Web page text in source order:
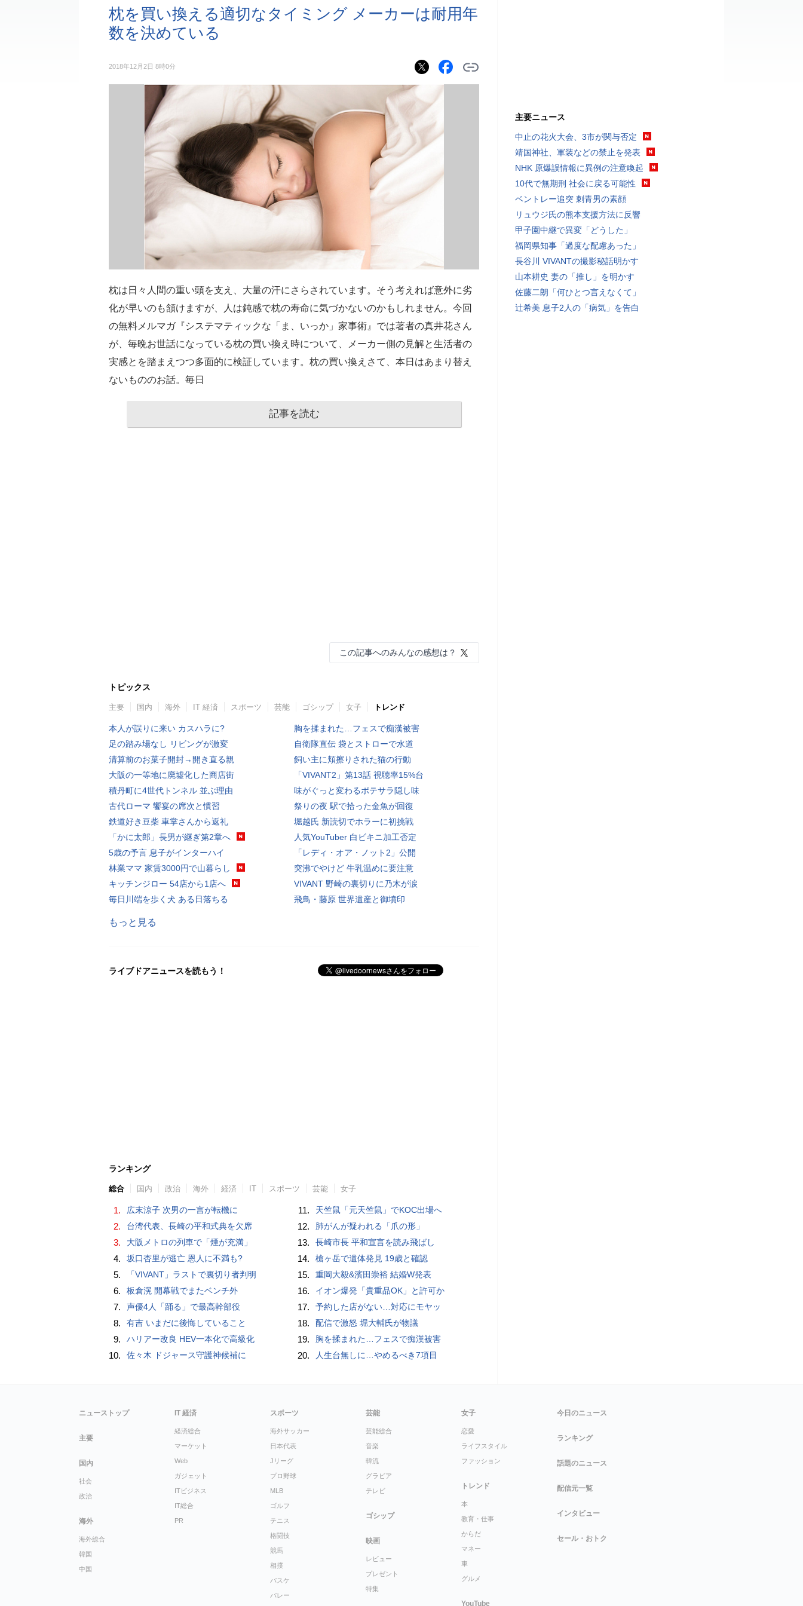
枕を買い換える適切なタイミング メーカーは耐用年
数を決めている
2018年12月2日 8時0分
枕は日々人間の重い頭を支え、大量の汗にさらされています。そう考えれば意外に劣
化が早いのも頷けますが、人は鈍感で枕の寿命に気づかないのかもしれません。今回
の無料メルマガ『システマティックな「ま、いっか」家事術』では著者の真井花さん
が、毎晩お世話になっている枕の買い換え時について、メーカー側の見解と生活者の
実感とを踏まえつつ多面的に検証しています。枕の買い換えさて、本日はあまり替え
ないもののお話。毎日
記事を読む
この記事へのみんなの感想は？
トピックス
主要 国内 海外 IT 経済 スポーツ 芸能 ゴシップ 女子 トレンド
本人が誤りに来い カスハラに?
足の踏み場なし リビングが激変
清算前のお菓子開封→開き直る親
大阪の一等地に廃墟化した商店街
積丹町に4世代トンネル 並ぶ理由
古代ローマ 饗宴の席次と慣習
鉄道好き豆柴 車掌さんから返礼
「かに太郎」長男が継ぎ第2章へ
5歳の予言 息子がインターハイ
林業ママ 家賃3000円で山暮らし
キッチンジロー 54店から1店へ
毎日川端を歩く犬 ある日落ちる
胸を揉まれた…フェスで痴漢被害
自衛隊直伝 袋とストローで水道
飼い主に頬擦りされた猫の行動
「VIVANT2」第13話 視聴率15%台
味がぐっと変わるポテサラ隠し味
祭りの夜 駅で拾った金魚が回復
堀越氏 新読切でホラーに初挑戦
人気YouTuber 白ビキニ加工否定
「レディ・オア・ノット2」公開
突沸でやけど 牛乳温めに要注意
VIVANT 野崎の裏切りに乃木が涙
飛鳥・藤原 世界遺産と御墳印
もっと見る
ライブドアニュースを読もう！
ランキング
総合 国内 政治 海外 経済 IT スポーツ 芸能 女子
1. 広末涼子 次男の一言が転機に
2. 台湾代表、長崎の平和式典を欠席
3. 大阪メトロの列車で「煙が充満」
4. 坂口杏里が逃亡 恩人に不満も?
5. 「VIVANT」ラストで裏切り者判明
6. 板倉滉 開幕戦でまたベンチ外
7. 声優4人「踊る」で最高幹部役
8. 有吉 いまだに後悔していること
9. ハリアー改良 HEV一本化で高級化
10. 佐々木 ドジャース守護神候補に
11. 天竺鼠「元天竺鼠」でKOC出場へ
12. 肺がんが疑われる「爪の形」
13. 長崎市長 平和宣言を読み飛ばし
14. 槍ヶ岳で遺体発見 19歳と確認
15. 重岡大毅&濱田崇裕 結婚W発表
16. イオン爆発「貴重品OK」と許可か
17. 予約した店がない…対応にモヤッ
18. 配信で激怒 堀大輔氏が物議
19. 胸を揉まれた…フェスで痴漢被害
20. 人生台無しに…やめるべき7項目
主要ニュース
中止の花火大会、3市が関与否定
靖国神社、軍装などの禁止を発表
NHK 原爆誤情報に異例の注意喚起
10代で無期刑 社会に戻る可能性
ベントレー追突 刺青男の素顔
リュウジ氏の熊本支援方法に反響
甲子園中継で異変「どうした」
福岡県知事「過度な配慮あった」
長谷川 VIVANTの撮影秘話明かす
山本耕史 妻の「推し」を明かす
佐藤二朗「何ひとつ言えなくて」
辻希美 息子2人の「病気」を告白
ニューストップ
主要
国内
社会
政治
海外
海外総合
韓国
中国
IT 経済
経済総合
マーケット
Web
ガジェット
ITビジネス
IT総合
PR
スポーツ
海外サッカー
日本代表
Jリーグ
プロ野球
MLB
ゴルフ
テニス
格闘技
競馬
相撲
バスケ
バレー
芸能
芸能総合
音楽
韓流
グラビア
テレビ
ゴシップ
映画
レビュー
プレゼント
特集
女子
恋愛
ライフスタイル
ファッション
トレンド
本
教育・仕事
からだ
マネー
車
グルメ
YouTube
今日のニュース
ランキング
話題のニュース
配信元一覧
インタビュー
セール・おトク